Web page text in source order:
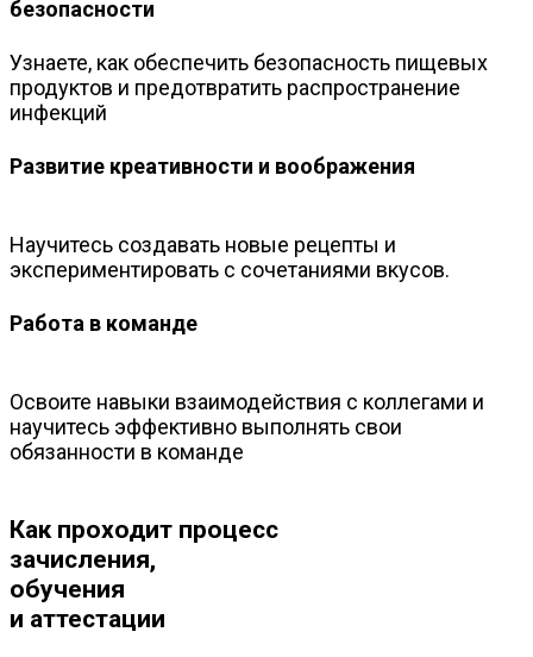
безопасности
Узнаете, как обеспечить безопасность пищевых
продуктов и предотвратить распространение
инфекций
Развитие креативности и воображения
Научитесь создавать новые рецепты и
экспериментировать с сочетаниями вкусов.
Работа в команде
Освоите навыки взаимодействия с коллегами и
научитесь эффективно выполнять свои
обязанности в команде
Как проходит процесс
зачисления,
обучения
и аттестации